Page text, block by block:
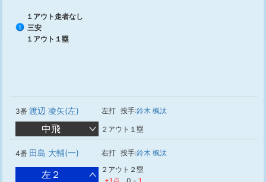
１アウト走者なし
1
三安
１アウト１塁
3番 渡辺 凌矢(左) 左打 投手:鈴木 楓汰
中飛 ２アウト１塁
4番 田島 大輔(一) 右打 投手:鈴木 楓汰
左２
２アウト２塁